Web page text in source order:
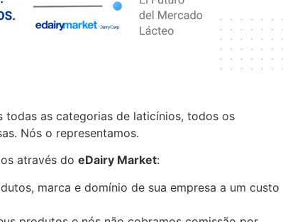
todas as categorias de laticínios, todos os
Nós o representamos.
através do eDairy Market:
marca e domínio de sua empresa a um custo